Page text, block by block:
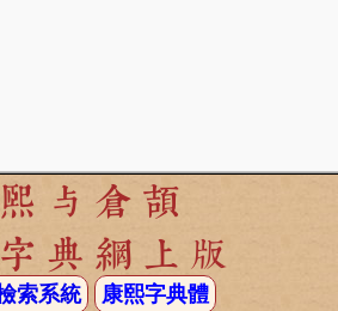
与倉頡
典網上版
索系統 康熙字典體